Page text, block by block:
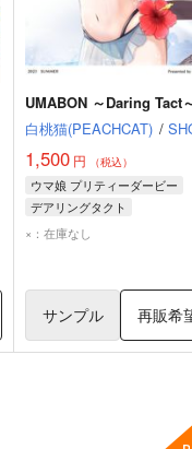
UMABON ～Daring Tact
白桃猫(PEACHCAT) /
1,500円 （税込）
ウマ娘 プリティーダービー
デアリングタクト
キタサンブラック
×：在庫なし
サンプル 再販希